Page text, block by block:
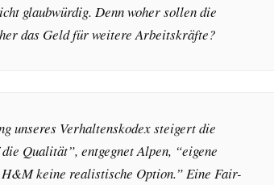
glaubwürdig. Denn woher sollen die
das Geld für weitere Arbeitskräfte?
unseres Verhaltenskodex steigert die
Qualität”, entgegnet Alpen, “eigene
keine realistische Option.” Eine Fair-